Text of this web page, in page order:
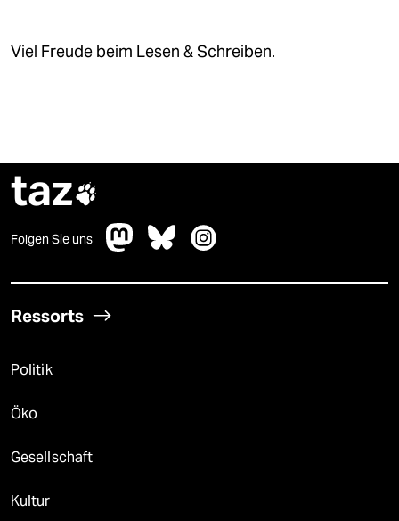
Viel Freude beim Lesen & Schreiben.
taz
Folgen Sie uns
Ressorts
Politik
Öko
Gesellschaft
Kultur